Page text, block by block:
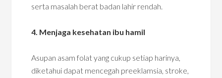
serta masalah berat badan lahir rendah.
4. Menjaga kesehatan ibu hamil
Asupan asam folat yang cukup setiap harinya,
diketahui dapat mencegah preeklamsia, stroke,